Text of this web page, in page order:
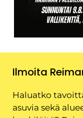
Ilmoita
Haluatko
asuvia sekä